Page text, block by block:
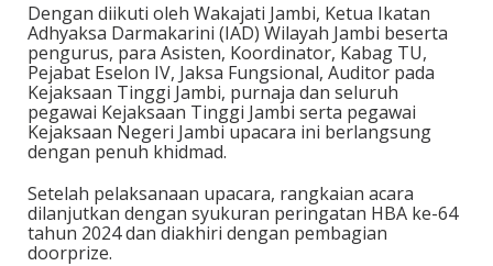
Dengan diikuti oleh Wakajati Jambi, Ketua Ikatan
Adhyaksa Darmakarini (IAD) Wilayah Jambi beserta
pengurus, para Asisten, Koordinator, Kabag TU,
Pejabat Eselon IV, Jaksa Fungsional, Auditor pada
Kejaksaan Tinggi Jambi, purnaja dan seluruh
pegawai Kejaksaan Tinggi Jambi serta pegawai
Kejaksaan Negeri Jambi upacara ini berlangsung
dengan penuh khidmad.
Setelah pelaksanaan upacara, rangkaian acara
dilanjutkan dengan syukuran peringatan HBA ke-64
tahun 2024 dan diakhiri dengan pembagian
doorprize.